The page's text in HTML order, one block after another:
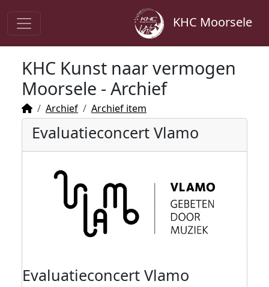
KHC Moorsele
KHC Kunst naar vermogen
Moorsele - Archief
Archief Archief item
Evaluatieconcert Vlamo
Evaluatieconcert Vlamo